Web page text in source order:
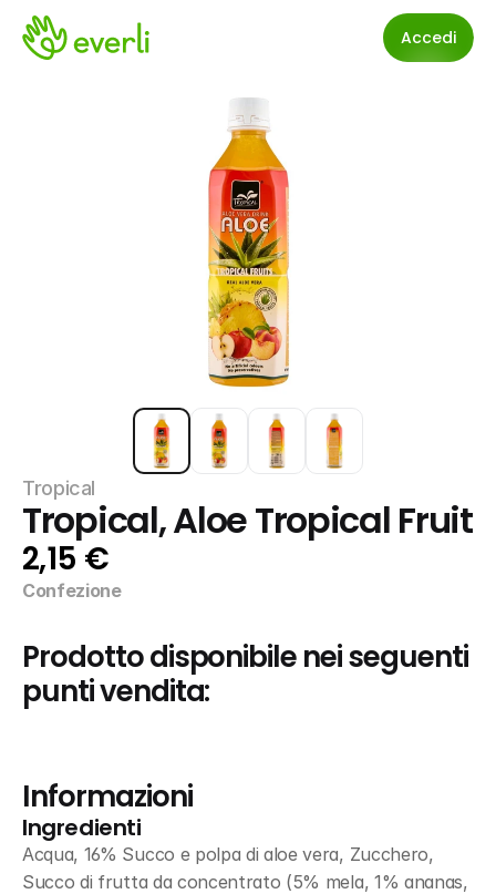
Accedi
Tropical
Tropical, Aloe Tropical Fruit
2,15 €
Confezione
Prodotto disponibile nei seguenti
punti vendita:
Informazioni
Ingredienti
Acqua, 16% Succo e polpa di aloe vera, Zucchero,
Succo di frutta da concentrato (5% mela, 1% ananas,